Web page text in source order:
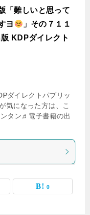
「難しいと思って
ヨ
」その７１１
KDPダイレクト
ダイレクトパブリッ
になった方は、こ
タン♬電子書籍の出
0